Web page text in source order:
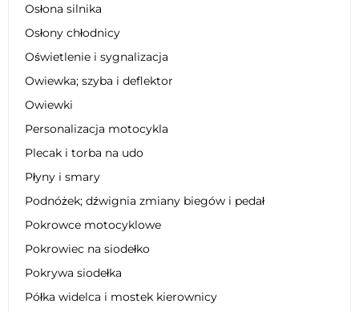
Osłona silnika
Osłony chłodnicy
Oświetlenie i sygnalizacja
Owiewka; szyba i deflektor
Owiewki
Personalizacja motocykla
Plecak i torba na udo
Płyny i smary
Podnóżek; dźwignia zmiany biegów i pedał
Pokrowce motocyklowe
Pokrowiec na siodełko
Pokrywa siodełka
Półka widelca i mostek kierownicy